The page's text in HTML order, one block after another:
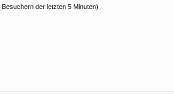
der letzten 5 Minuten)